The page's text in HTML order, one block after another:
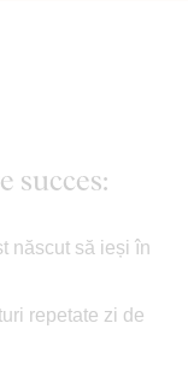
succes:
născut să ieși în
repetate zi de